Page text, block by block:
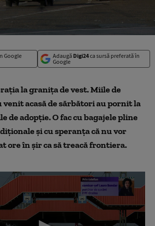
Google
Adaugă Digi24ca sursă preferată în
Google
la granița de vest. Miile de
venit acasă de sărbători au pornit la
de adopție. O fac cu bagajele pline
și cu speranța că nu vor
ore în șir ca să treacă frontiera.